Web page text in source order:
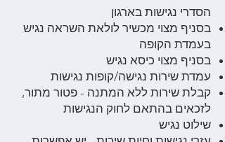
הסדרי נגישות בארגון
בסניף מצוי מכשיר לולאת השראה נגיש
בעמדת הקופה
בסניף מצוי כיסא נגיש
עמדת שירות נגישה/קופות נגישות
קבלת שירות ללא המתנה - פטור מתור,
לזכאים בהתאם לחוק הנגישות
שילוט נגיש